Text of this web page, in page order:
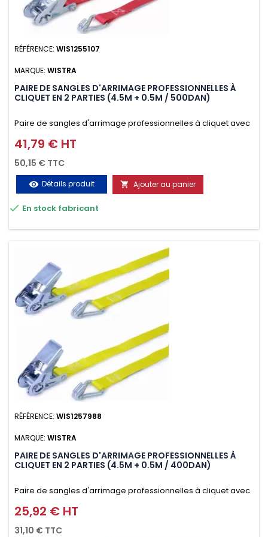
RÉFÉRENCE: WIS1255107
MARQUE: WISTRA
PAIRE DE SANGLES D'ARRIMAGE PROFESSIONNELLES À
CLIQUET EN 2 PARTIES (4.5M + 0.5M / 500DAN)
Paire de sangles d'arrimage professionnelles à cliquet avec
crochet en 2 parties (4.5M + 0.5M / 500daN), simple et rapide
d'utilisation. Permet d'arrimer et de sécuriser vos
chargements pendant le transport. Matière polyester très
résistante aux UV et aux variations de températures,
n'absorbe pas l'eau.
Prix
41,79 € HT
50,15 € TTC
visibility Détails produit  Ajouter au panier
 En stock fabricant
RÉFÉRENCE: WIS1257988
MARQUE: WISTRA
PAIRE DE SANGLES D'ARRIMAGE PROFESSIONNELLES À
CLIQUET EN 2 PARTIES (4.5M + 0.5M / 400DAN)
Paire de sangles d'arrimage professionnelles à cliquet avec
crochet en 2 parties (4.5M + 0.5M / 400daN), simple et rapide
d'utilisation. Permet d'arrimer et de sécuriser
Prix
25,92 € HT
31,10 € TTC